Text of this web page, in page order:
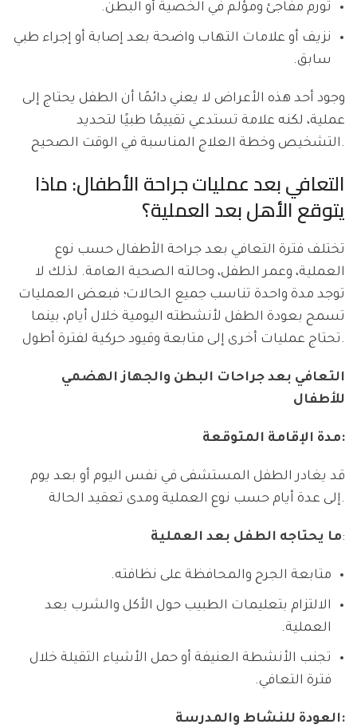
تورم مفاجئ ومؤلم في الخصية أو البطن.
نزيف أو علامات التهاب واضحة بعد إصابة أو إجراء طبي
سابق.
عملية، لكنه علامة تستدعي تقييمًا طبيًا لتحديد
التشخيص وخطة العلاج المناسبة في الوقت الصحيح.
التعافي بعد عمليات جراحة الأطفال: ماذا
يتوقع الأهل بعد العملية؟
تختلف فترة التعافي بعد جراحة الأطفال حسب نوع
العملية، وعمر الطفل، وحالته الصحية العامة. لذلك لا
توجد مدة واحدة تناسب جميع الحالات؛ فبعض العمليات
تسمح بعودة الطفل لأنشطته اليومية خلال أيام، بينما
تحتاج عمليات أخرى إلى متابعة وقيود حركية لفترة أطول.
التعافي بعد جراحات البطن والجهاز الهضمي
للأطفال
مدة الإقامة المتوقعة:
قد يغادر الطفل المستشفى في نفس اليوم أو بعد يوم
إلى عدة أيام حسب نوع العملية ومدى تعقيد الحالة.
ما يحتاجه الطفل بعد العملية:
متابعة الجرح والمحافظة على نظافته.
الالتزام بتعليمات الطبيب حول الأكل والشرب بعد
العملية.
تجنب الأنشطة العنيفة أو حمل الأشياء الثقيلة خلال
فترة التعافي.
العودة للنشاط والمدرسة: